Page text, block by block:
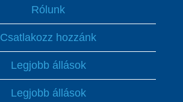
Rólunk
Csatlakozz hozzánk
Legjobb állások
Legjobb állások